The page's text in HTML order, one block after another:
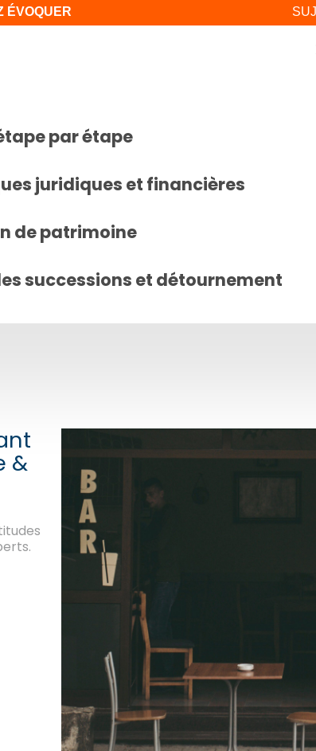
ÉVOQUER
par étape
juridiques et financières
de patrimoine
successions et détournement
&